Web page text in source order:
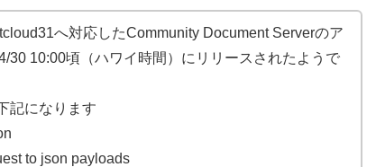
へ対応したCommunity Document Serverのア
30 10:00頃（ハワイ時間）にリリースされたようで
記になります
to json payloads